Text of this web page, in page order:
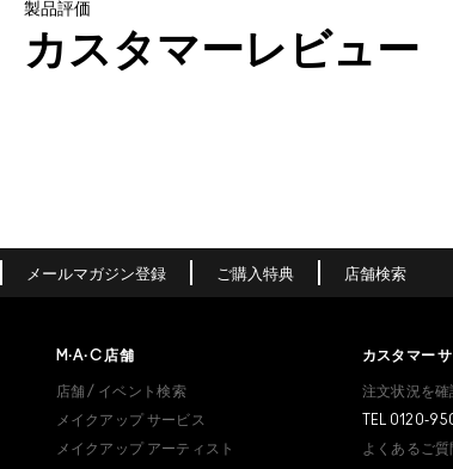
製品評価
カスタマーレビュー
メールマガジン登録 ご購入特典 店舗検索
M·A·C 店舗
店舗 / イベント検索
メイクアップ サービス
メイクアップ アーティスト
カスタマー
注文状況を確
TEL 0120-
よくあるご質